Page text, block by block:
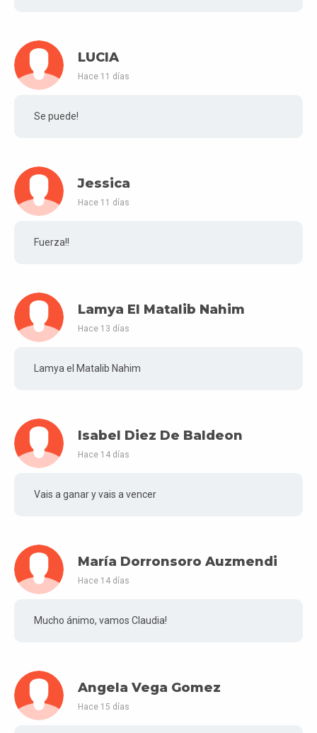
LUCIA
Hace 11 días
Se puede!
Jessica
Hace 11 días
Fuerza!!
Lamya El Matalib Nahim
Hace 13 días
Lamya el Matalib Nahim
Isabel Diez De Baldeon
Hace 14 días
Vais a ganar y vais a vencer
María Dorronsoro Auzmendi
Hace 14 días
Mucho ánimo, vamos Claudia!
Angela Vega Gomez
Hace 15 días